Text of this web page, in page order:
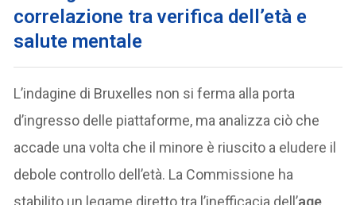
correlazione tra verifica dell’età e
salute mentale
L’indagine di Bruxelles non si ferma alla porta
d’ingresso delle piattaforme, ma analizza ciò che
accade una volta che il minore è riuscito a eludere il
debole controllo dell’età. La Commissione ha
stabilito un legame diretto tra l’inefficacia dell’age